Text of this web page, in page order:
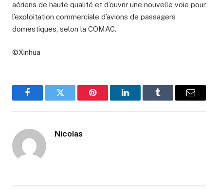
aériens de haute qualité et d’ouvrir une nouvelle voie pour
l’exploitation commerciale d’avions de passagers
domestiques, selon la COMAC.
©Xinhua
FacebookTwitter Pinterest LinkedInTumblr Email
Nicolas